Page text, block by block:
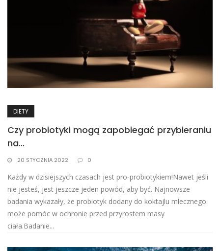
DIETY
Czy probiotyki mogą zapobiegać przybieraniu
na...
20 STYCZNIA 2022 0
Każdy w dzisiejszych czasach jest pro-probiotykiem!Nawet jeśli
nie jesteś, jest jeszcze jeden powód, aby być. Najnowsze
badania wykazały, że probiotyk dodany do koktajlu mlecznego
może pomóc w ochronie przed przyrostem masy
ciała.Badanie...